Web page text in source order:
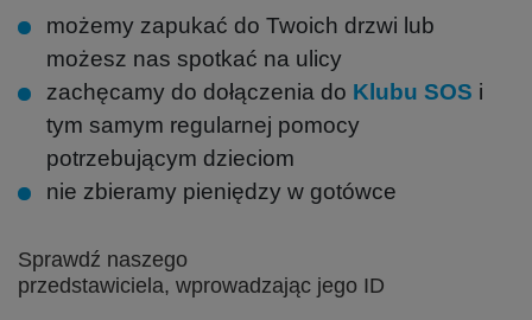
możemy zapukać do Twoich drzwi lub
możesz nas spotkać na ulicy
zachęcamy do dołączenia do Klubu SOS i
tym samym regularnej pomocy
potrzebującym dzieciom
nie zbieramy pieniędzy w gotówce
Sprawdź naszego
przedstawiciela, wprowadzając jego ID